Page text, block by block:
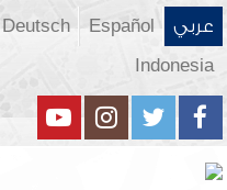
عربي Español
Deutsch
Indonesia